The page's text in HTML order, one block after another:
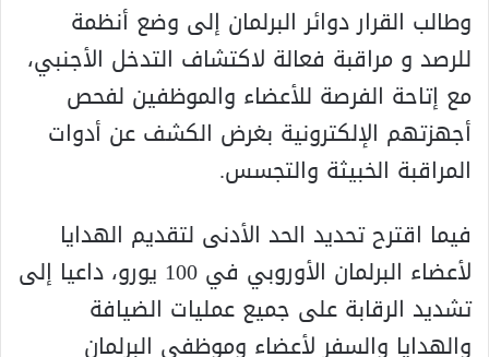
وطالب القرار دوائر البرلمان إلى وضع أنظمة
للرصد و مراقبة فعالة لاكتشاف التدخل الأجنبي،
مع إتاحة الفرصة للأعضاء والموظفين لفحص
أجهزتهم الإلكترونية بغرض الكشف عن أدوات
المراقبة الخبيثة والتجسس.
فيما اقترح تحديد الحد الأدنى لتقديم الهدايا
لأعضاء البرلمان الأوروبي في 100 يورو، داعيا إلى
تشديد الرقابة على جميع عمليات الضيافة
والهدايا والسفر لأعضاء وموظفي البرلمان